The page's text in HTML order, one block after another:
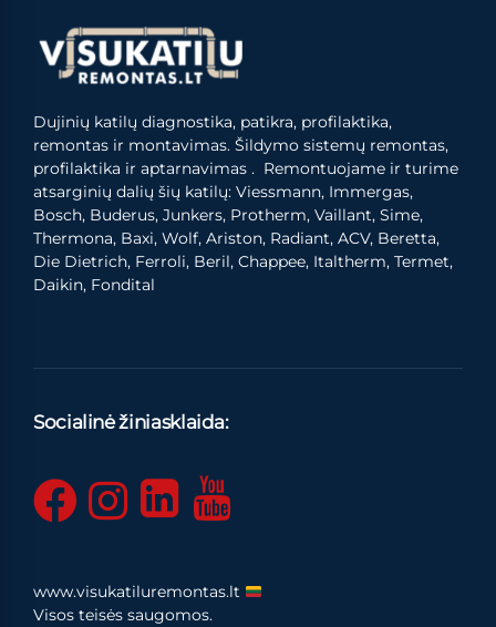
Dujinių katilų diagnostika, patikra, profilaktika,
remontas ir montavimas. Šildymo sistemų remontas,
profilaktika ir aptarnavimas . Remontuojame ir turime
atsarginių dalių šių katilų: Viessmann, Immergas,
Bosch, Buderus, Junkers, Protherm, Vaillant, Sime,
Thermona, Baxi, Wolf, Ariston, Radiant, ACV, Beretta,
Die Dietrich, Ferroli, Beril, Chappee, Italtherm, Termet,
Daikin, Fondital
Socialinė žiniasklaida:
www.visukatiluremontas.lt
Visos teisės saugomos.